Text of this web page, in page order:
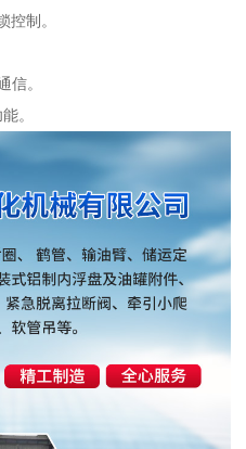
控制。
信。
。